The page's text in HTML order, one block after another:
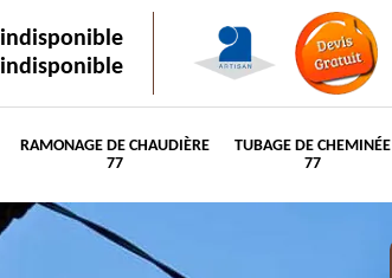
indisponible
indisponible
RAMONAGE DE CHAUDIÈRE
77
TUBAGE DE CHEMINÉE
77